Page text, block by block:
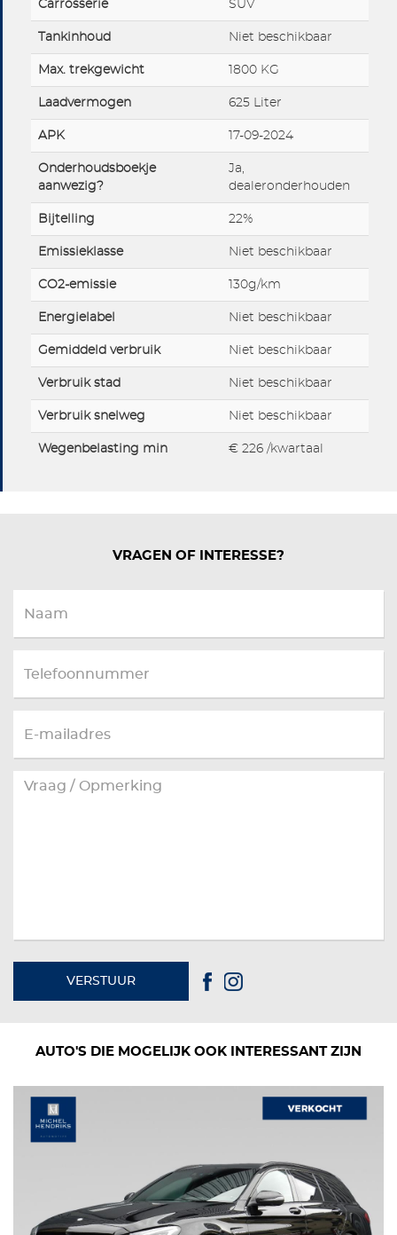
Carrosserie SUV
Tankinhoud Niet beschikbaar
Max. trekgewicht 1800 KG
Laadvermogen 625 Liter
APK 17-09-2024
Onderhoudsboekje
aanwezig?
Ja,
dealeronderhouden
Bijtelling 22%
Emissieklasse Niet beschikbaar
CO2-emissie 130g/km
Energielabel Niet beschikbaar
Gemiddeld verbruik Niet beschikbaar
Verbruik stad Niet beschikbaar
Verbruik snelweg Niet beschikbaar
Wegenbelasting min € 226 /kwartaal
VRAGEN OF INTERESSE?
VERSTUUR
AUTO'S DIE MOGELIJK OOK INTERESSANT ZIJN